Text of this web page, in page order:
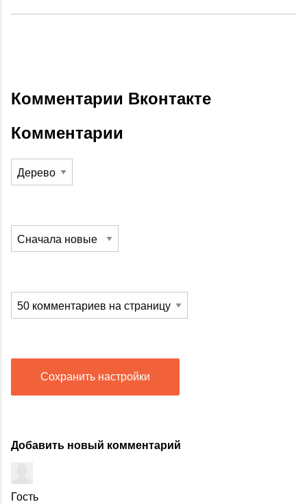
Комментарии Вконтакте
Комментарии
Сохранить настройки
Добавить новый комментарий
Гость